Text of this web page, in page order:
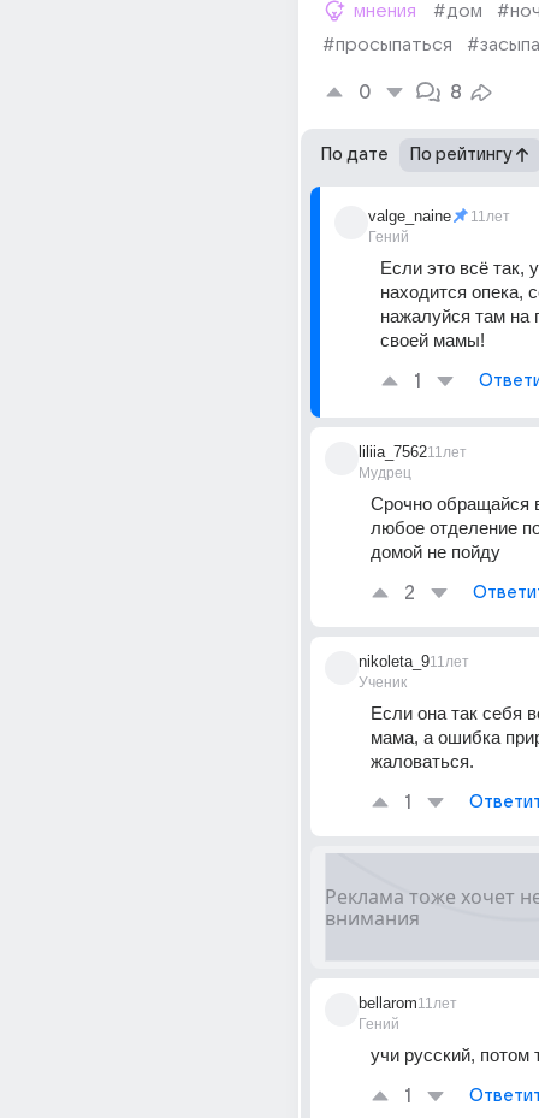
мнения #дом
#просыпаться
0 8
По дате По рейтингу
valge_naine
Гений
11лет
Если это всё так,
находится опека,
нажалуйся там на
своей мамы!
1
liliia_7562
Мудрец
11лет
Срочно обращайся
любое отделение
домой не пойду
2
nikoleta_9
Ученик
11лет
Если она так себя
мама, а ошибка
жаловаться.
1
bellarom
Гений
11лет
учи русский, потом
1